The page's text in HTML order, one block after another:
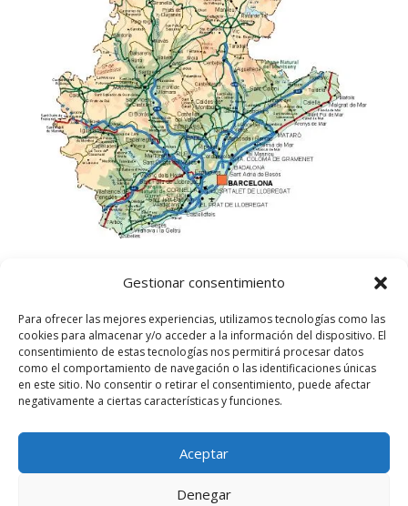
Gestionar consentimiento
Para ofrecer las mejores experiencias, utilizamos tecnologías como las
cookies para almacenar y/o acceder a la información del dispositivo. El
consentimiento de estas tecnologías nos permitirá procesar datos
como el comportamiento de navegación o las identificaciones únicas
en este sitio. No consentir o retirar el consentimiento, puede afectar
negativamente a ciertas características y funciones.
Aceptar
Denegar
Lampista Barcelona. Todos los derechos
reservados.
Política de privacidad